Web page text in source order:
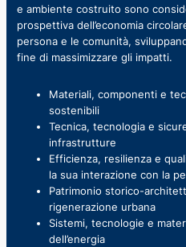
e ambiente costruito sono
prospettiva dell’economia
persona e le comunità,
fine di massimizzare gli impatti.
Materiali, componenti e
sostenibili
Tecnica, tecnologia e
infrastrutture
Efficienza, resilienza e
la sua interazione con la
Patrimonio storico-
rigenerazione urbana
Sistemi, tecnologie e
dell’energia